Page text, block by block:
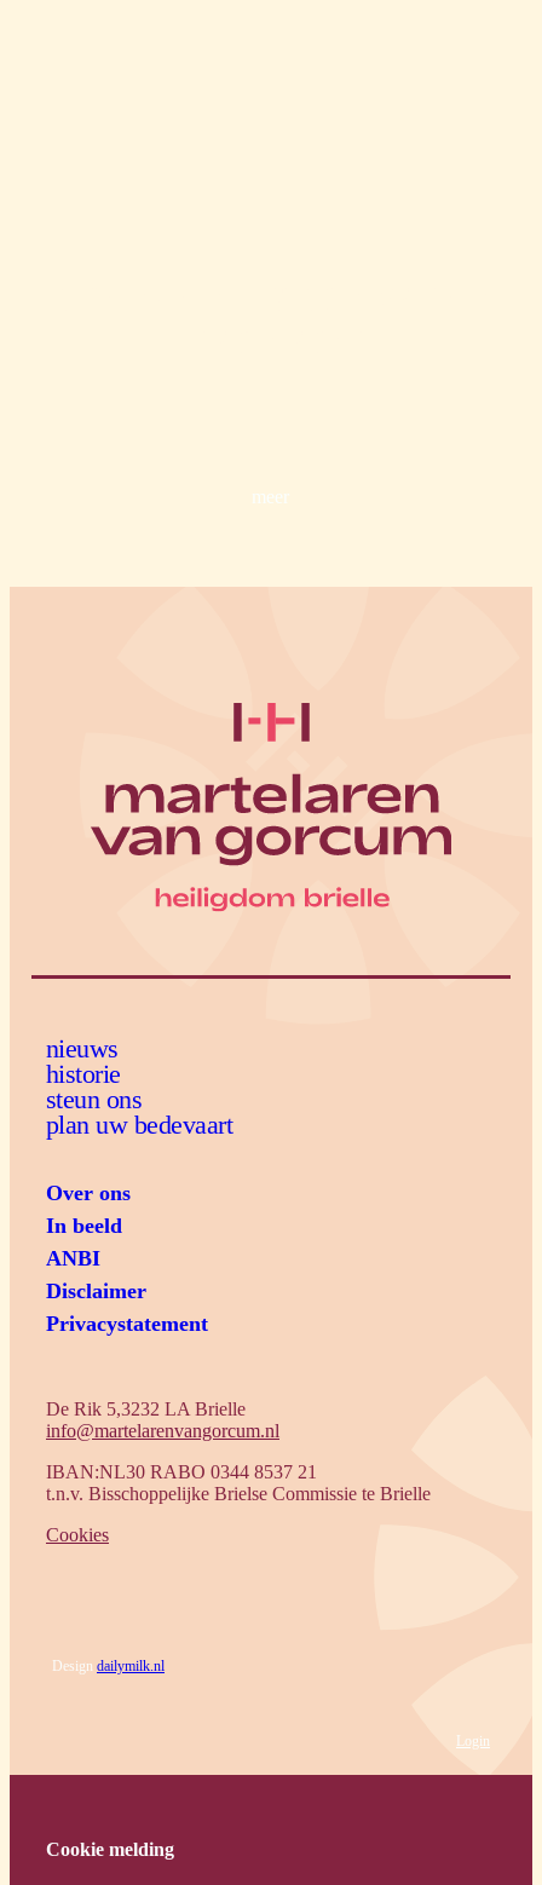
meer
nieuws
historie
steun ons
plan uw bedevaart
Over ons
In beeld
ANBI
Disclaimer
Privacystatement
De Rik 5,3232 LA Brielle
info@martelarenvangorcum.nl
IBAN:NL30 RABO 0344 8537 21
t.n.v. Bisschoppelijke Brielse Commissie te Brielle
Cookies
Design dailymilk.nl
Login
Cookie melding